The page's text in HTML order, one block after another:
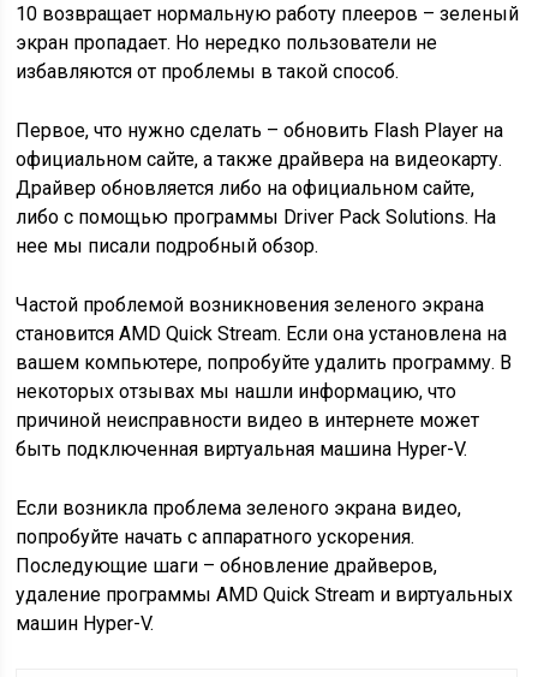
10 возвращает нормальную работу плееров – зеленый
экран пропадает. Но нередко пользователи не
избавляются от проблемы в такой способ.
Первое, что нужно сделать – обновить Flash Player на
официальном сайте, а также драйвера на видеокарту.
Драйвер обновляется либо на официальном сайте,
либо с помощью программы Driver Pack Solutions. На
нее мы писали подробный обзор.
Частой проблемой возникновения зеленого экрана
становится AMD Quick Stream. Если она установлена на
вашем компьютере, попробуйте удалить программу. В
некоторых отзывах мы нашли информацию, что
причиной неисправности видео в интернете может
быть подключенная виртуальная машина Hyper-V.
Если возникла проблема зеленого экрана видео,
попробуйте начать с аппаратного ускорения.
Последующие шаги – обновление драйверов,
удаление программы AMD Quick Stream и виртуальных
машин Hyper-V.